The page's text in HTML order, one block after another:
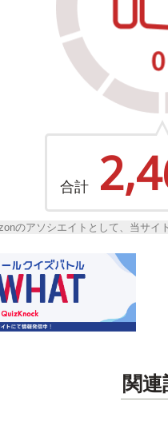
合計
のアソシエイトとして、当サイ
関